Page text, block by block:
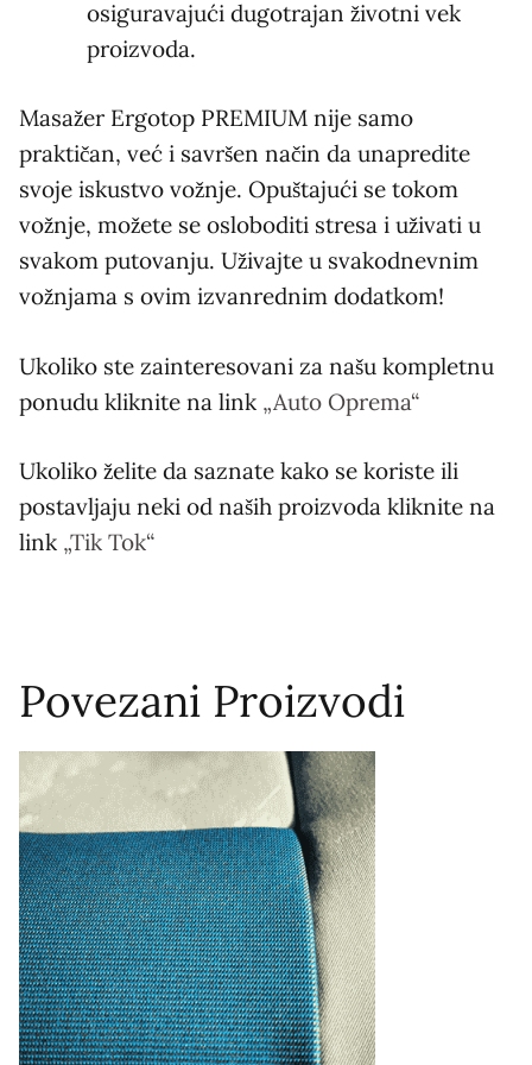
osiguravajući dugotrajan životni vek
proizvoda.
Masažer Ergotop PREMIUM nije samo
praktičan, već i savršen način da unapredite
svoje iskustvo vožnje. Opuštajući se tokom
vožnje, možete se osloboditi stresa i uživati u
svakom putovanju. Uživajte u svakodnevnim
vožnjama s ovim izvanrednim dodatkom!
Ukoliko ste zainteresovani za našu kompletnu
ponudu kliknite na link „Auto Oprema“
Ukoliko želite da saznate kako se koriste ili
postavljaju neki od naših proizvoda kliknite na
link „Tik Tok“
Povezani Proizvodi